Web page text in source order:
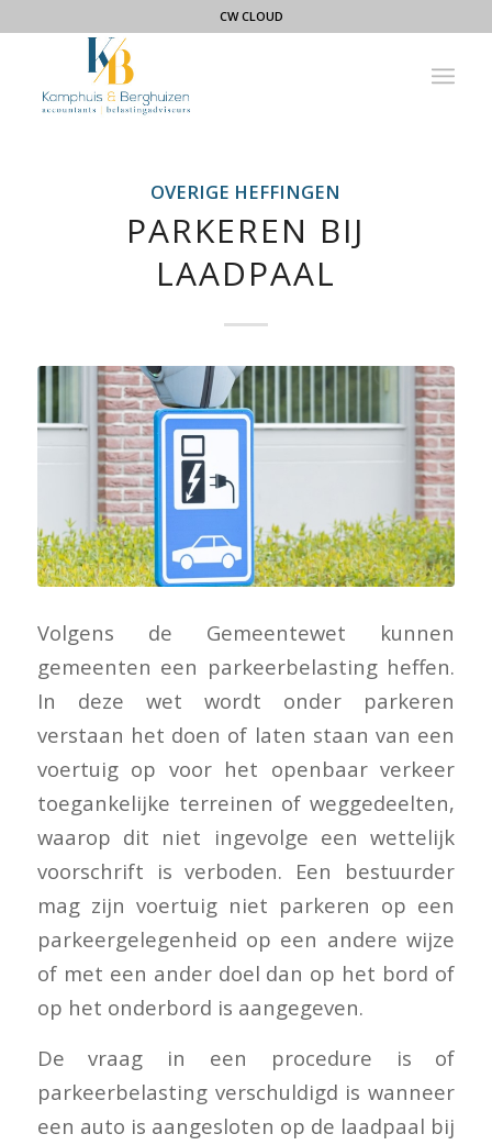
CW CLOUD
OVERIGE HEFFINGEN
PARKEREN BIJ
LAADPAAL
Volgens de Gemeentewet kunnen
gemeenten een parkeerbelasting heffen.
In deze wet wordt onder parkeren
verstaan het doen of laten staan van een
voertuig op voor het openbaar verkeer
toegankelijke terreinen of weggedeelten,
waarop dit niet ingevolge een wettelijk
voorschrift is verboden. Een bestuurder
mag zijn voertuig niet parkeren op een
parkeergelegenheid op een andere wijze
of met een ander doel dan op het bord of
op het onderbord is aangegeven.
De vraag in een procedure is of
parkeerbelasting verschuldigd is wanneer
een auto is aangesloten op de laadpaal bij